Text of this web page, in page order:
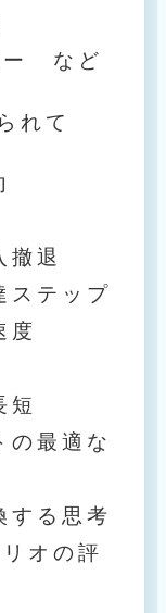
ー など
れて
撤退
ステップ
度
短
の最適な
する思考
オの評